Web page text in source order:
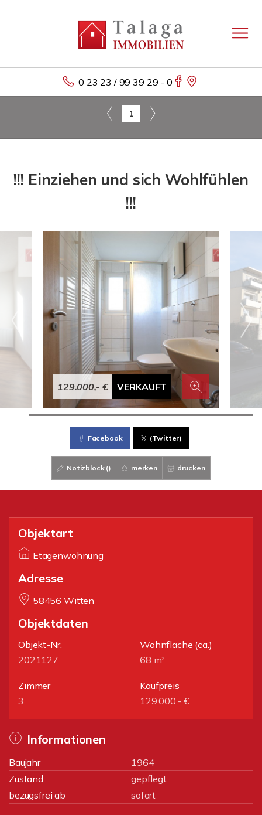
0 23 23 / 99 39 29 - 0
1
!!! Einziehen und sich Wohlfühlen
!!!
129.000,- € VERKAUFT
Facebook (Twitter)
Notizblock () merken drucken
Objektart
Etagenwohnung
Adresse
58456 Witten
Objektdaten
Objekt-Nr.
2021127
Wohnfläche (ca.)
68 m²
Zimmer
3
Kaufpreis
129.000,- €
Informationen
Baujahr
1964
Zustand
gepflegt
bezugsfrei ab
sofort